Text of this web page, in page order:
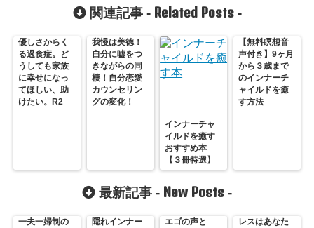
関連記事 - Related Posts-
優しさからく
る過食症。ど
うしても家族
に幸せになっ
てほしい、助
けたい。R2
我慢は美徳！
自分に嘘をつ
きながらの同
棲！自分恋愛
カウンセリン
グの変化！
インナーチャ
イルドを癒す
おすすめ本
【３冊特選】
【無料瞑想音
声付き】9ヶ月
から３歳まで
のインナーチ
ャイルドを癒
す方法
最新記事 - New Posts -
一夫一婦制の
隠れインナー
エゴの声と
レスはあなた